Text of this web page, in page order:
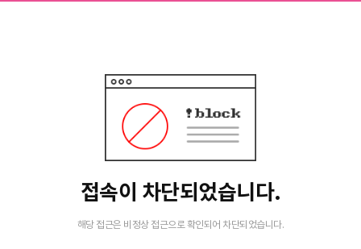
접속이 차단되었습니다.
해당 접근은 비정상 접근으로 확인되어 차단되었습니다.